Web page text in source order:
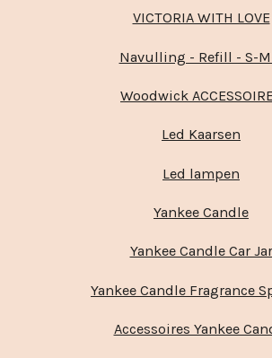
VICTORIA WITH LOVE
Navulling - Refill - S-
Woodwick
Led Kaarsen
Led lampen
Yankee Candle
Yankee Candle Car Jar
Yankee Candle Fragrance
Accessoires Yankee